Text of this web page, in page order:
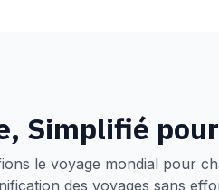
Simplifié
le voyage mondial pour
des voyages sans